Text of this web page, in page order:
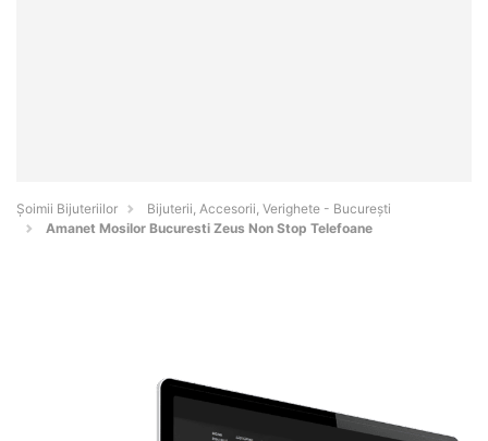
Şoimii Bijuteriilor
Bijuterii, Accesorii, Verighete - Bucureşti
Amanet Mosilor Bucuresti Zeus Non Stop Telefoane